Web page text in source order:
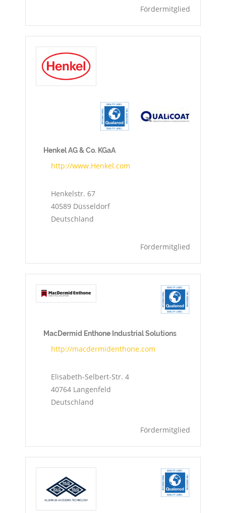
Fördermitglied
Henkel AG & Co. KGaA
http://www.Henkel.com
Henkelstr. 67
40589 Düsseldorf
Deutschland
Fördermitglied
MacDermid Enthone Industrial Solutions
http://macdermidenthone.com
Elisabeth-Selbert-Str. 4
40764 Langenfeld
Deutschland
Fördermitglied